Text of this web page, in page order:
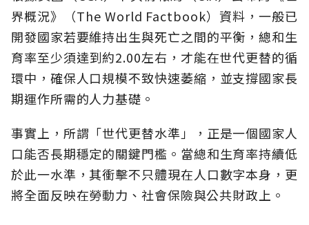
界概況》（The World Factbook）資料，一般已
開發國家若要維持出生與死亡之間的平衡，總和生
育率至少須達到約2.00左右，才能在世代更替的循
環中，確保人口規模不致快速萎縮，並支撐國家長
期運作所需的人力基礎。
事實上，所謂「世代更替水準」，正是一個國家人
口能否長期穩定的關鍵門檻。當總和生育率持續低
於此一水準，其衝擊不只體現在人口數字本身，更
將全面反映在勞動力、社會保險與公共財政上。